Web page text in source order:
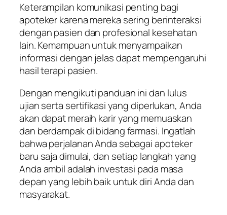
Keterampilan komunikasi penting bagi
apoteker karena mereka sering berinteraksi
dengan pasien dan profesional kesehatan
lain. Kemampuan untuk menyampaikan
informasi dengan jelas dapat mempengaruhi
hasil terapi pasien.
Dengan mengikuti panduan ini dan lulus
ujian serta sertifikasi yang diperlukan, Anda
akan dapat meraih karir yang memuaskan
dan berdampak di bidang farmasi. Ingatlah
bahwa perjalanan Anda sebagai apoteker
baru saja dimulai, dan setiap langkah yang
Anda ambil adalah investasi pada masa
depan yang lebih baik untuk diri Anda dan
masyarakat.